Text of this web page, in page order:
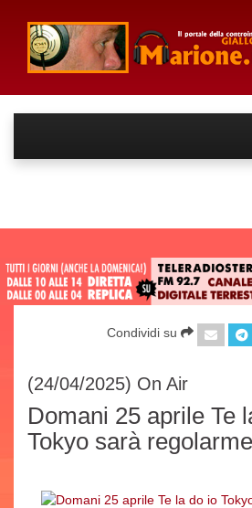
Condividi su
(24/04/2025) On Air
Domani 25 aprile Te
Tokyo sarà